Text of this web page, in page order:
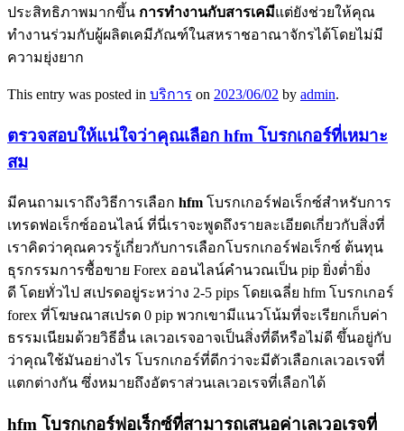
ประสิทธิภาพมากขึ้น การทำงานกับสารเคมีแต่ยังช่วยให้คุณ
ทำงานร่วมกับผู้ผลิตเคมีภัณฑ์ในสหราชอาณาจักรได้โดยไม่มี
ความยุ่งยาก
This entry was posted in บริการ on 2023/06/02 by admin.
ตรวจสอบให้แน่ใจว่าคุณเลือก hfm โบรกเกอร์ที่เหมาะ
สม
มีคนถามเราถึงวิธีการเลือก hfm โบรกเกอร์ฟอเร็กซ์สำหรับการ
เทรดฟอเร็กซ์ออนไลน์ ที่นี่เราจะพูดถึงรายละเอียดเกี่ยวกับสิ่งที่
เราคิดว่าคุณควรรู้เกี่ยวกับการเลือกโบรกเกอร์ฟอเร็กซ์ ต้นทุน
ธุรกรรมการซื้อขาย Forex ออนไลน์คำนวณเป็น pip ยิ่งต่ำยิ่ง
ดี โดยทั่วไป สเปรดอยู่ระหว่าง 2-5 pips โดยเฉลี่ย hfm โบรกเกอร์
forex ที่โฆษณาสเปรด 0 pip พวกเขามีแนวโน้มที่จะเรียกเก็บค่า
ธรรมเนียมด้วยวิธีอื่น เลเวอเรจอาจเป็นสิ่งที่ดีหรือไม่ดี ขึ้นอยู่กับ
ว่าคุณใช้มันอย่างไร โบรกเกอร์ที่ดีกว่าจะมีตัวเลือกเลเวอเรจที่
แตกต่างกัน ซึ่งหมายถึงอัตราส่วนเลเวอเรจที่เลือกได้
hfm โบรกเกอร์ฟอเร็กซ์ที่สามารถเสนอค่าเลเวอเรจที่